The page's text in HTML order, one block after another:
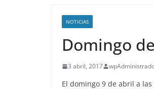
NOTICIAS
Domingo
3 abril, 2017
El domingo 9 de abril a